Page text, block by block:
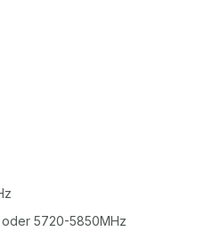
oder 5720-5850MHz